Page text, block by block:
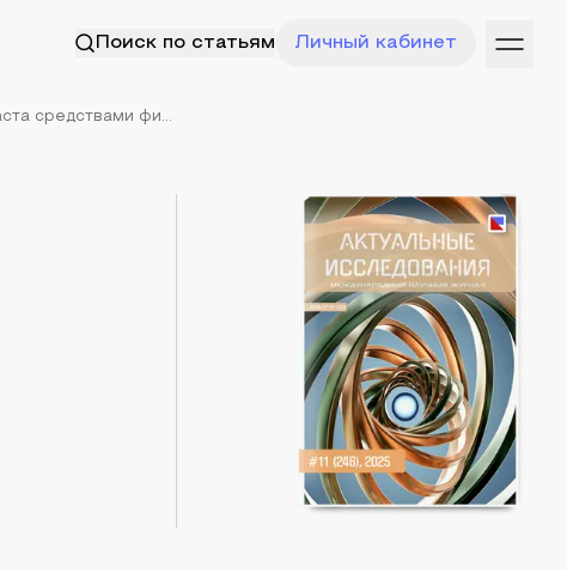
Поиск по статьям Личный кабинет
средствами фи...